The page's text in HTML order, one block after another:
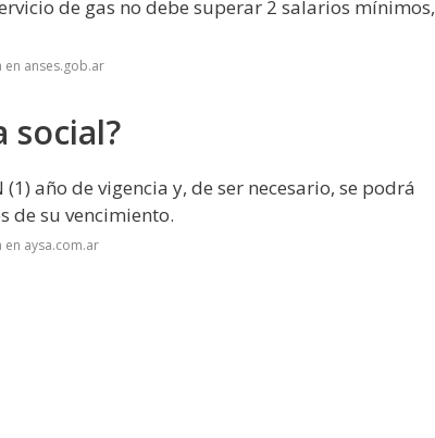
de gas no debe superar 2 salarios mínimos,
anses.gob.ar
social?
año de vigencia y, de ser necesario, se podrá
de su vencimiento.
aysa.com.ar